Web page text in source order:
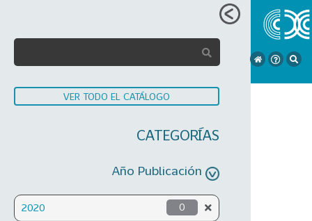
VER TODO EL CATÁLOGO
CATEGORÍAS
Año Publicación
2020 0